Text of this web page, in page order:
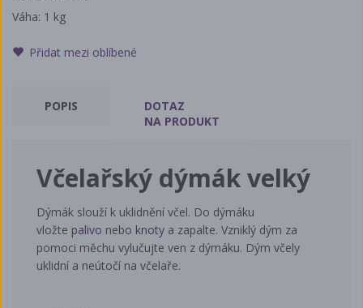
Váha: 1 kg
Přidat mezi oblíbené
POPIS
DOTAZ
NA PRODUKT
Včelařský dýmák velký
Dýmák slouží k uklidnění včel. Do dýmáku
vložte palivo nebo knoty a zapalte. Vzniklý dým za
pomoci měchu vylučujte ven z dýmáku. Dým včely
uklidní a neútočí na včelaře.